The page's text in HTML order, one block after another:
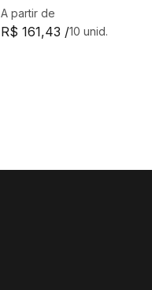
A partir de
10 unid.
R$ 161,43 /